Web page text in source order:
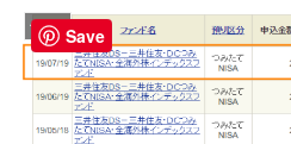
体験談 Save